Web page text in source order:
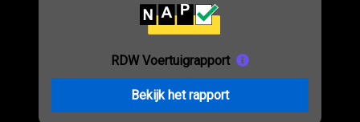
RDW Voertuigrapport
Bekijk het rapport